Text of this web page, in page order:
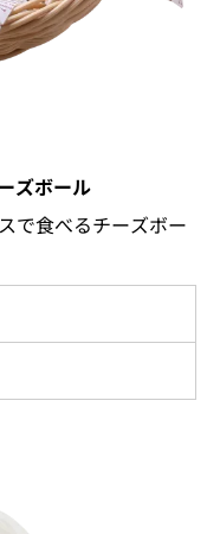
ズボール
で食べるチーズボー